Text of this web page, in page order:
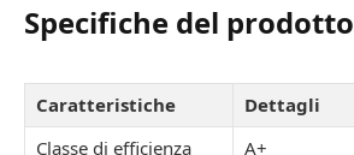
Specifiche del prodotto
Caratteristiche
Dettagli
Classe di efficienza
A+